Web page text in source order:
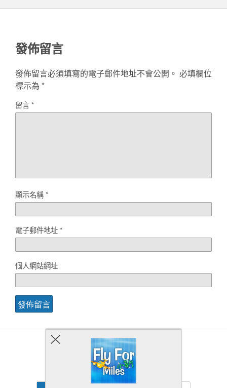
發佈留言
發佈留言必須填寫的電子郵件地址不會公開。 必填欄位
標示為 *
留言*
顯示名稱*
電子郵件地址*
個人網站網址
Back to top